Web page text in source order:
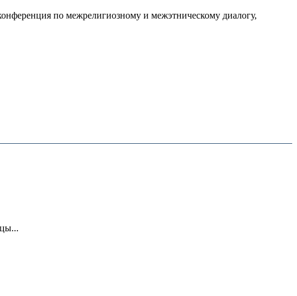
по межрелигиозному и межэтническому диалогу,